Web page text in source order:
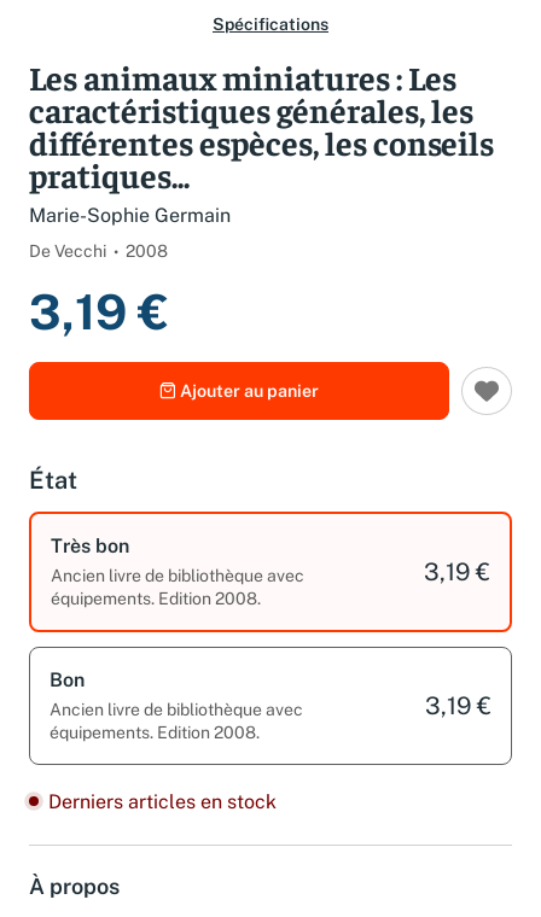
Les animaux miniatures : Les
caractéristiques générales, les
différentes espèces, les conseils
pratiques...
Marie-Sophie Germain
3,19 €
Ajouter au panier
État
Très bon
Ancien livre de bibliothèque avec
3,19 €
Ancien livre de bibliothèque avec
3,19 €
À propos